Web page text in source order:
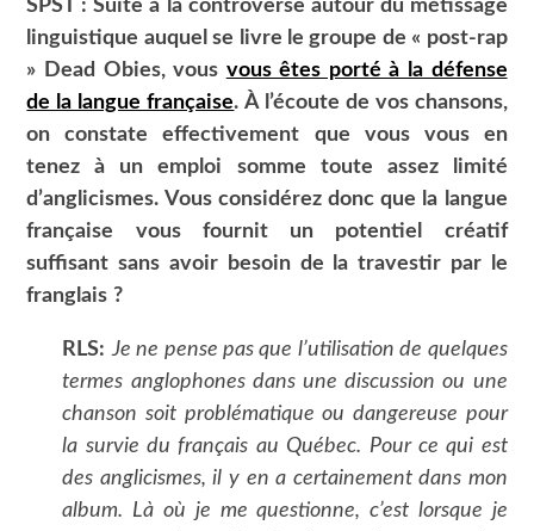
SPST : Suite à la controverse autour du métissage
linguistique auquel se livre le groupe de « post-rap
» Dead Obies, vous vous êtes porté à la défense
de la langue française. À l’écoute de vos chansons,
on constate effectivement que vous vous en
tenez à un emploi somme toute assez limité
d’anglicismes. Vous considérez donc que la langue
française vous fournit un potentiel créatif
suffisant sans avoir besoin de la travestir par le
franglais ?
RLS: Je ne pense pas que l’utilisation de quelques
termes anglophones dans une discussion ou une
chanson soit problématique ou dangereuse pour
la survie du français au Québec. Pour ce qui est
des anglicismes, il y en a certainement dans mon
album. Là où je me questionne, c’est lorsque je